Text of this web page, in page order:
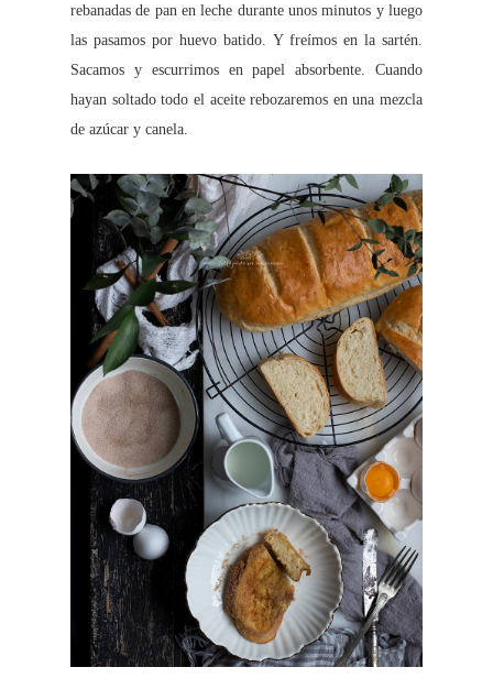
rebanadas de pan en leche durante unos minutos y luego
las pasamos por huevo batido. Y freímos en la sartén.
Sacamos y escurrimos en papel absorbente. Cuando
hayan soltado todo el aceite rebozaremos en una mezcla
de azúcar y canela.